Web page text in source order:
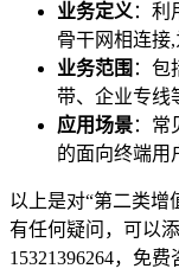
业务定义 ：利
骨干网相连接
业务范围 ：包
带、企业专线
应用场景：常
的面向终端用
以上是对“第二类增
有任何疑问，可以
15321396264，免